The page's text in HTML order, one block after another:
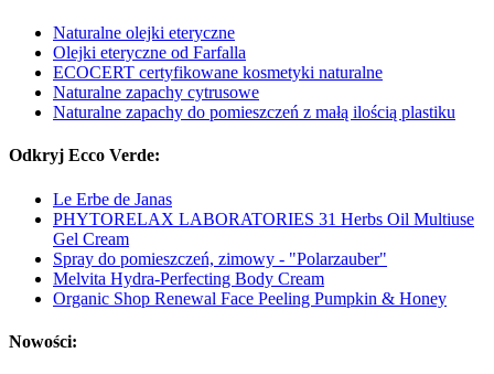
Naturalne olejki eteryczne
Olejki eteryczne od Farfalla
ECOCERT certyfikowane kosmetyki naturalne
Naturalne zapachy cytrusowe
Naturalne zapachy do pomieszczeń z małą ilością plastiku
Odkryj Ecco Verde:
Le Erbe de Janas
PHYTORELAX LABORATORIES 31 Herbs Oil Multiuse
Gel Cream
Spray do pomieszczeń, zimowy - "Polarzauber"
Melvita Hydra-Perfecting Body Cream
Organic Shop Renewal Face Peeling Pumpkin & Honey
Nowości: